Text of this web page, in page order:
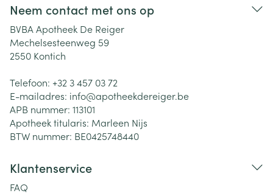
Neem contact met ons op
BVBA Apotheek De Reiger
Mechelsesteenweg 59
2550 Kontich
Telefoon: +32 3 457 03 72
E-mailadres: info@apotheekdereiger.be
APB nummer: 113101
Apotheek titularis: Marleen Nijs
BTW nummer: BE0425748440
Klantenservice
FAQ